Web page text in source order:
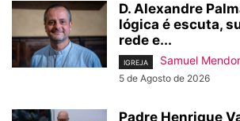
D. Alexandre
lógica é escuta,
rede e...
IGREJA Samuel
5 de Agosto de 2026
Padre Henrique